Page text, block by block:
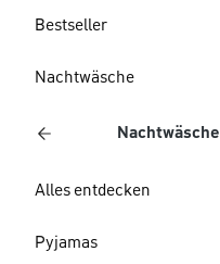
Bestseller
Nachtwäsche
Nachtwäsche
Alles entdecken
Pyjamas